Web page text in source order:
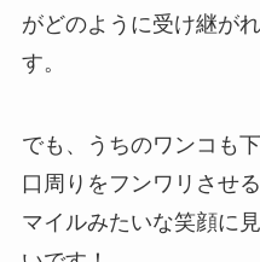
がどのように受け継が
す。
でも、うちのワンコも
口周りをフンワリさせ
マイルみたいな笑顔に